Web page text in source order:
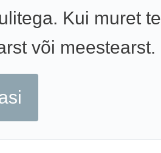
Kui muret
või meestearst.